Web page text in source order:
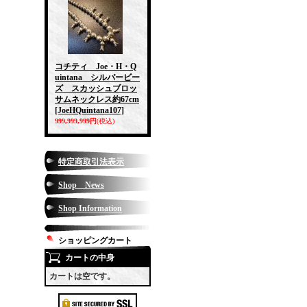
コチティ Joe・H・Q
uintana シルバービー
ズ スカッシュブロッ
サムネックレス約67cm
[JoeHQuintana107]
999,999,999円(税込)
特定商取引法表示
Shop News
Shop Information
ショッピングカート
カートの中身
カートは空です。